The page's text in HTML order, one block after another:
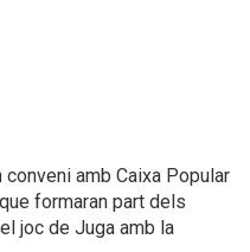
conveni amb Caixa Popular
formaran part dels
joc de Juga amb la